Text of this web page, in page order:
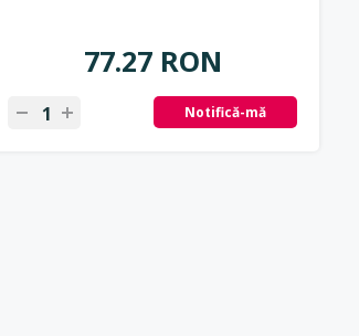
77.27 RON
Notifică-mă